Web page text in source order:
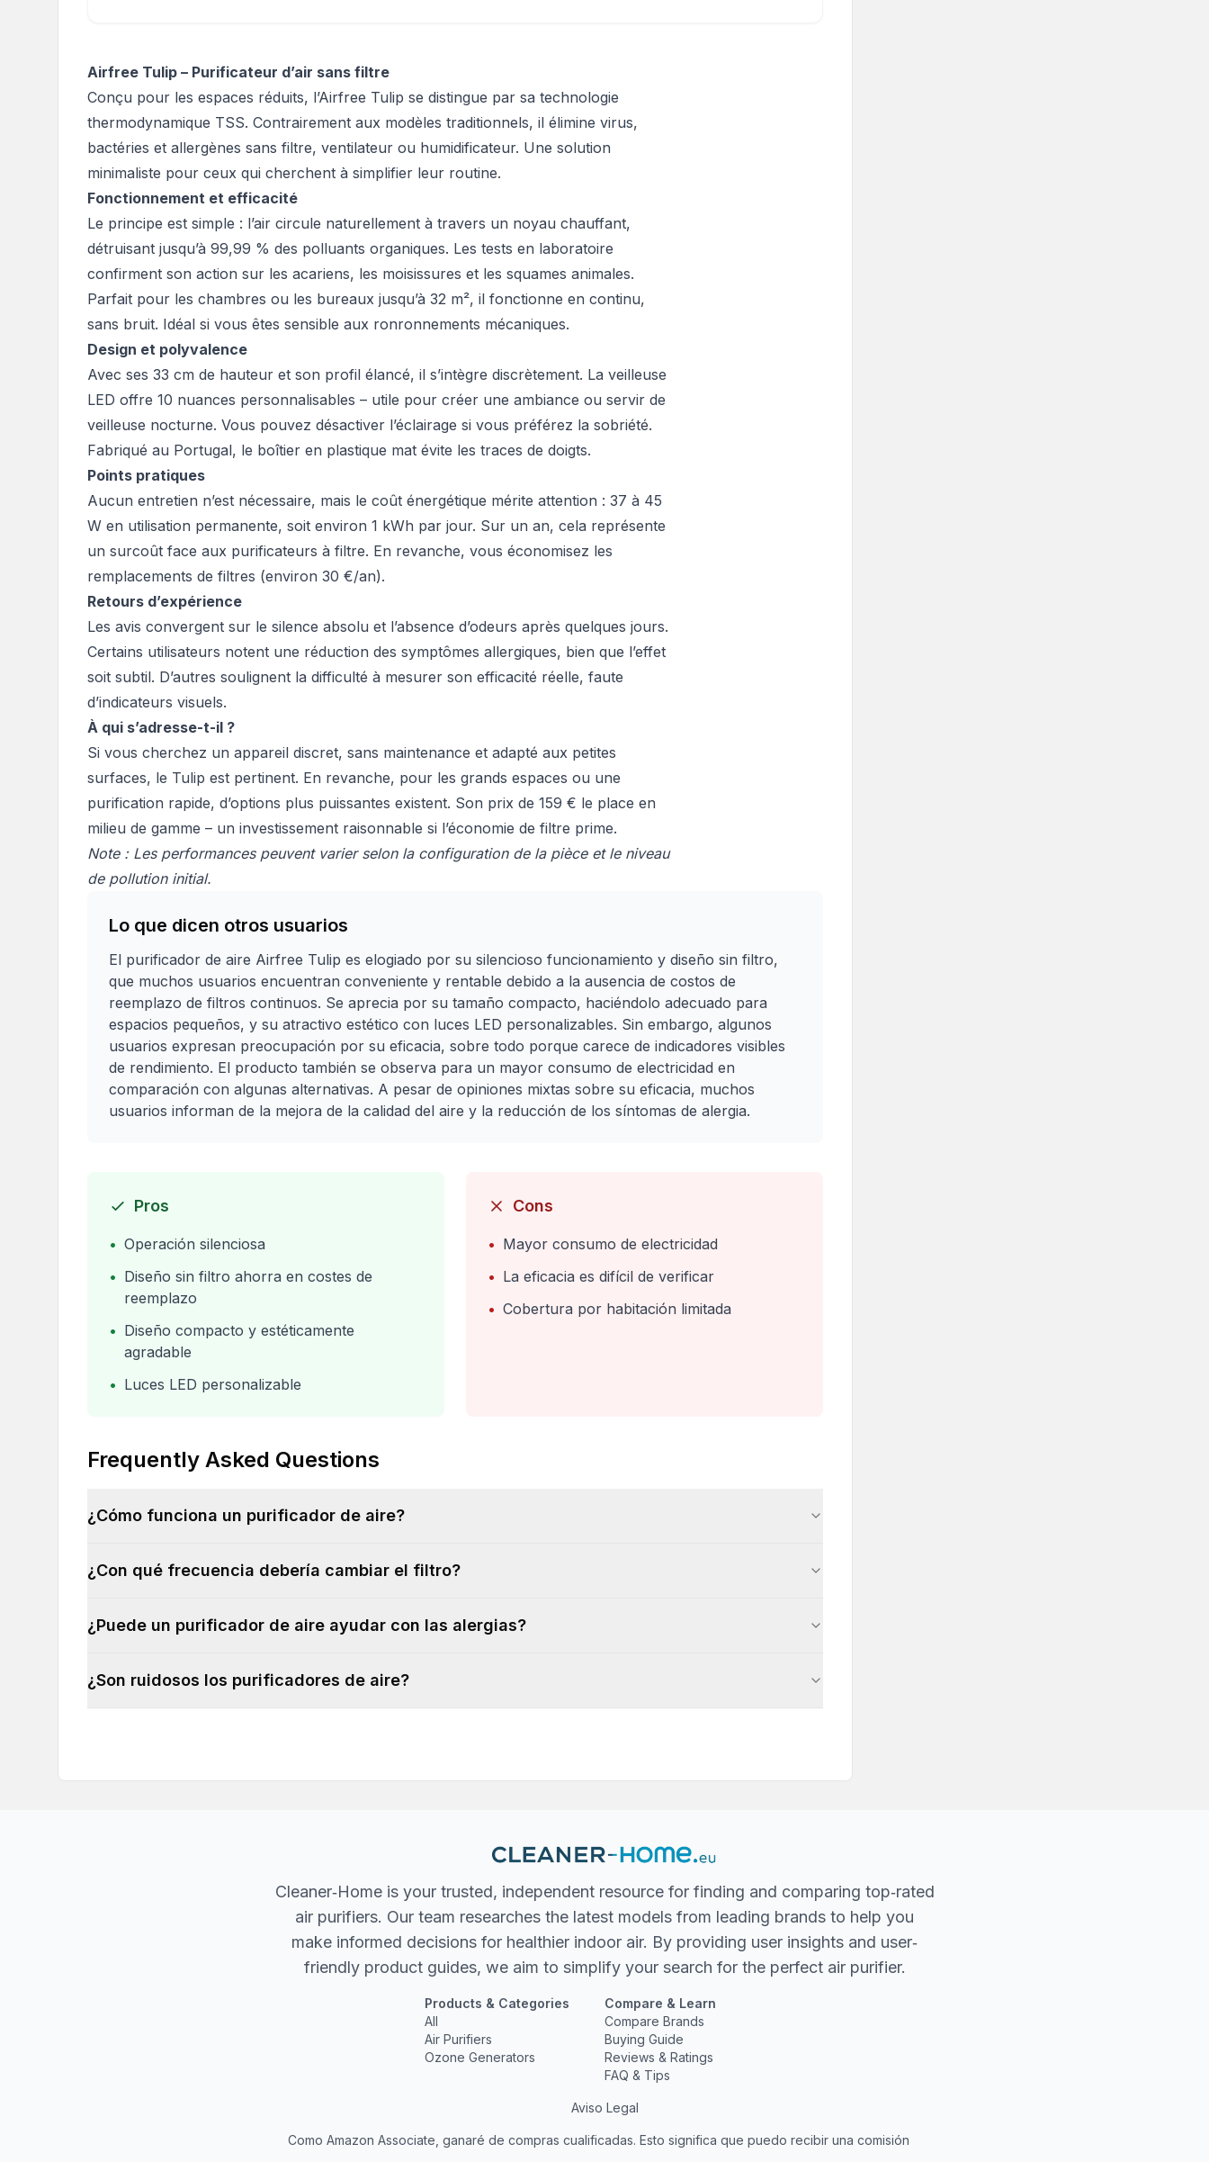
Airfree Tulip – Purificateur d’air sans filtre
Conçu pour les espaces réduits, l’Airfree Tulip se distingue par sa technologie
thermodynamique TSS. Contrairement aux modèles traditionnels, il élimine virus,
bactéries et allergènes sans filtre, ventilateur ou humidificateur. Une solution
minimaliste pour ceux qui cherchent à simplifier leur routine.
Fonctionnement et efficacité
Le principe est simple : l’air circule naturellement à travers un noyau chauffant,
détruisant jusqu’à 99,99 % des polluants organiques. Les tests en laboratoire
confirment son action sur les acariens, les moisissures et les squames animales.
Parfait pour les chambres ou les bureaux jusqu’à 32 m², il fonctionne en continu,
sans bruit. Idéal si vous êtes sensible aux ronronnements mécaniques.
Design et polyvalence
Avec ses 33 cm de hauteur et son profil élancé, il s’intègre discrètement. La veilleuse
LED offre 10 nuances personnalisables – utile pour créer une ambiance ou servir de
veilleuse nocturne. Vous pouvez désactiver l’éclairage si vous préférez la sobriété.
Fabriqué au Portugal, le boîtier en plastique mat évite les traces de doigts.
Points pratiques
Aucun entretien n’est nécessaire, mais le coût énergétique mérite attention : 37 à 45
W en utilisation permanente, soit environ 1 kWh par jour. Sur un an, cela représente
un surcoût face aux purificateurs à filtre. En revanche, vous économisez les
remplacements de filtres (environ 30 €/an).
Retours d’expérience
Les avis convergent sur le silence absolu et l’absence d’odeurs après quelques jours.
Certains utilisateurs notent une réduction des symptômes allergiques, bien que l’effet
soit subtil. D’autres soulignent la difficulté à mesurer son efficacité réelle, faute
d’indicateurs visuels.
À qui s’adresse-t-il ?
Si vous cherchez un appareil discret, sans maintenance et adapté aux petites
surfaces, le Tulip est pertinent. En revanche, pour les grands espaces ou une
purification rapide, d’options plus puissantes existent. Son prix de 159 € le place en
milieu de gamme – un investissement raisonnable si l’économie de filtre prime.
Note : Les performances peuvent varier selon la configuration de la pièce et le niveau
de pollution initial.
Lo que dicen otros usuarios
El purificador de aire Airfree Tulip es elogiado por su silencioso funcionamiento y diseño sin filtro,
que muchos usuarios encuentran conveniente y rentable debido a la ausencia de costos de
reemplazo de filtros continuos. Se aprecia por su tamaño compacto, haciéndolo adecuado para
espacios pequeños, y su atractivo estético con luces LED personalizables. Sin embargo, algunos
usuarios expresan preocupación por su eficacia, sobre todo porque carece de indicadores visibles
de rendimiento. El producto también se observa para un mayor consumo de electricidad en
comparación con algunas alternativas. A pesar de opiniones mixtas sobre su eficacia, muchos
usuarios informan de la mejora de la calidad del aire y la reducción de los síntomas de alergia.
Pros
• Operación silenciosa
• Diseño sin filtro ahorra en costes de
reemplazo
• Diseño compacto y estéticamente
agradable
• Luces LED personalizable
Cons
• Mayor consumo de electricidad
• La eficacia es difícil de verificar
• Cobertura por habitación limitada
Frequently Asked Questions
¿Cómo funciona un purificador de aire?
¿Con qué frecuencia debería cambiar el filtro?
¿Puede un purificador de aire ayudar con las alergias?
¿Son ruidosos los purificadores de aire?
Cleaner‐Home is your trusted, independent resource for finding and comparing top‐rated
air purifiers. Our team researches the latest models from leading brands to help you
make informed decisions for healthier indoor air. By providing user insights and user‐
friendly product guides, we aim to simplify your search for the perfect air purifier.
Products & Categories
All
Air Purifiers
Ozone Generators
Compare & Learn
Compare Brands
Buying Guide
Reviews & Ratings
FAQ & Tips
Aviso Legal
Como Amazon Associate, ganaré de compras cualificadas. Esto significa que puedo recibir una comisión